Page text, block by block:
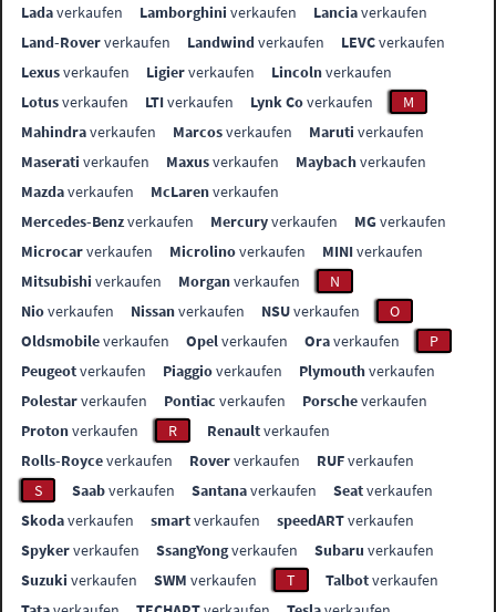
Ladaverkaufen Lamborghini verkaufen Lanciaverkaufen
Land-Roververkaufen Landwindverkaufen LEVCverkaufen
Lexusverkaufen Ligierverkaufen Lincolnverkaufen
Lotusverkaufen LTIverkaufen Lynk Coverkaufen
M
Mahindraverkaufen Marcosverkaufen Maruti verkaufen
Maserati verkaufen Maxusverkaufen Maybachverkaufen
Mazdaverkaufen McLarenverkaufen
Mercedes-Benzverkaufen Mercuryverkaufen MGverkaufen
Microcarverkaufen Microlinoverkaufen MINIverkaufen
Mitsubishi verkaufen Morganverkaufen
N
Nioverkaufen Nissanverkaufen NSUverkaufen
O
Oldsmobileverkaufen Opelverkaufen Oraverkaufen
P
Peugeotverkaufen Piaggioverkaufen Plymouthverkaufen
Polestarverkaufen Pontiac verkaufen Porscheverkaufen
Protonverkaufen R Renaultverkaufen
Rolls-Royceverkaufen Roververkaufen RUFverkaufen
S
Saabverkaufen Santanaverkaufen Seatverkaufen
Skodaverkaufen smartverkaufen speedARTverkaufen
Spykerverkaufen SsangYongverkaufen Subaru verkaufen
Suzuki verkaufen SWM verkaufen T Talbotverkaufen